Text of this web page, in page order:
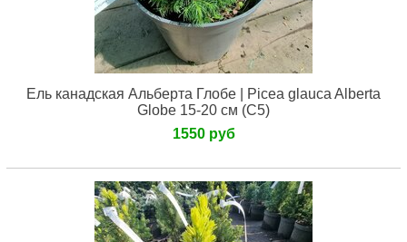
Ель канадская Альберта Глобе | Picea glauca Alberta
Globe 15-20 см (С5)
1550 руб